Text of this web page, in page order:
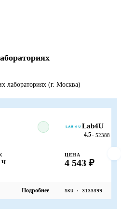
лабораториях (г. Москва)
ч
Подробнее
Lab4U
4.5 · 52388
ЦЕНА
4 543 ₽
SKU · 3133399